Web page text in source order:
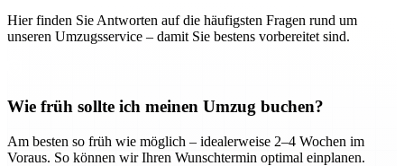
Hier finden Sie Antworten auf die häufigsten Fragen rund um
unseren Umzugsservice – damit Sie bestens vorbereitet sind.
Wie früh sollte ich meinen Umzug buchen?
Am besten so früh wie möglich – idealerweise 2–4 Wochen im
Voraus. So können wir Ihren Wunschtermin optimal einplanen.